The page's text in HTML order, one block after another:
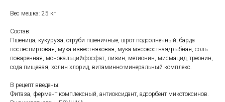
Вес мешка: 25 кг
Состав:
Пшеница, кукуруза, отруби пшеничные, шрот подсолнечный, барда
послеспиртовая, мука известняковая, мука мясокостная/рыбная, соль
поваренная, монокальцийфосфат, лизин, метионин, мисмацид, треонин,
сода пищевая, холин хлорид, витаминно-минеральный комплекс.
В рецепт введены:
Фитаза, фермент комплексный, антиоксидант, адсорбент микотоксинов.